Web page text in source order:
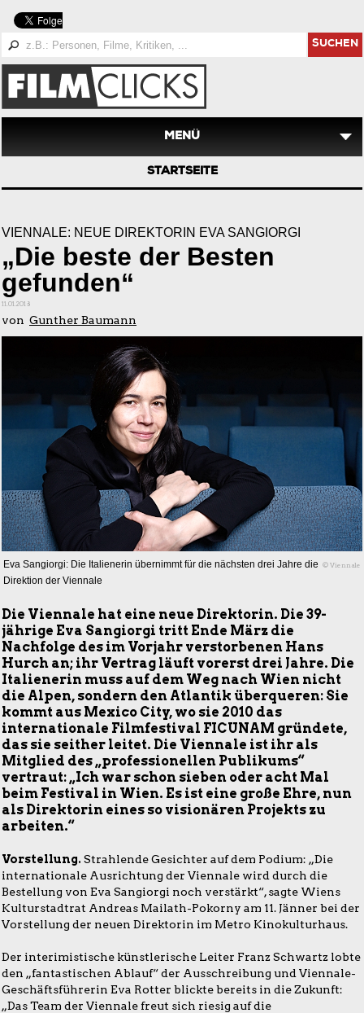
SUCHEN
MENÜ
STARTSEITE
VIENNALE: NEUE DIREKTORIN EVA SANGIORGI
„Die beste der Besten
gefunden“
11.01.2018
von Gunther Baumann
Eva Sangiorgi: Die Italienerin übernimmt für die nächsten drei Jahre die
Direktion der Viennale
© Viennale
Die Viennale hat eine neue Direktorin. Die 39-
jährige Eva Sangiorgi tritt Ende März die
Nachfolge des im Vorjahr verstorbenen Hans
Hurch an; ihr Vertrag läuft vorerst drei Jahre. Die
Italienerin muss auf dem Weg nach Wien nicht
die Alpen, sondern den Atlantik überqueren: Sie
kommt aus Mexico City, wo sie 2010 das
internationale Filmfestival FICUNAM gründete,
das sie seither leitet. Die Viennale ist ihr als
Mitglied des „professionellen Publikums“
vertraut: „Ich war schon sieben oder acht Mal
beim Festival in Wien. Es ist eine große Ehre, nun
als Direktorin eines so visionären Projekts zu
arbeiten.“
Vorstellung. Strahlende Gesichter auf dem Podium: „Die
internationale Ausrichtung der Viennale wird durch die
Bestellung von Eva Sangiorgi noch verstärkt“, sagte Wiens
Kulturstadtrat Andreas Mailath-Pokorny am 11. Jänner bei der
Vorstellung der neuen Direktorin im Metro Kinokulturhaus.
Der interimistische künstlerische Leiter Franz Schwartz lobte
den „fantastischen Ablauf“ der Ausschreibung und Viennale-
Geschäftsführerin Eva Rotter blickte bereits in die Zukunft:
„Das Team der Viennale freut sich riesig auf die